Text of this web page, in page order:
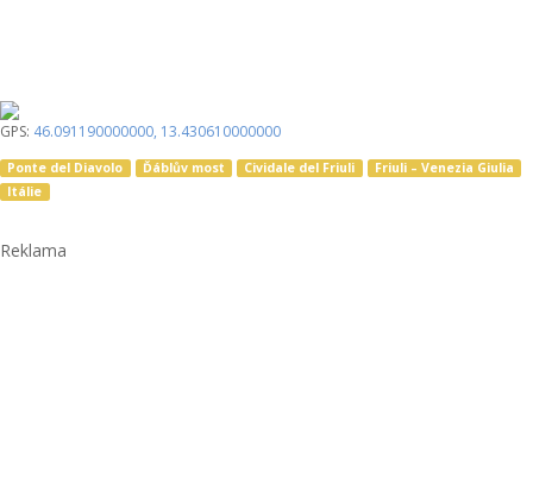
GPS: 46.091190000000, 13.430610000000
Ponte del Diavolo Ďáblův most Cividale del Friuli
Friuli – Venezia Giulia
Itálie
Reklama